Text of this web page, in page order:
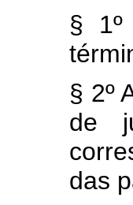
§
§ 2º
de
das